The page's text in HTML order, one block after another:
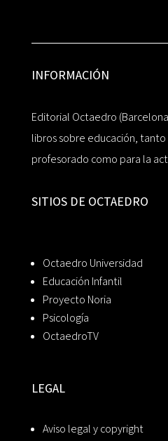
INFORMACIÓN
Editorial Octaedro
libros sobre educación,
profesorado como para la
SITIOS DE OCTAEDRO
Octaedro Universidad
Educación Infantil
Proyecto Noria
Psicología
OctaedroTV
LEGAL
Aviso legal y copyright